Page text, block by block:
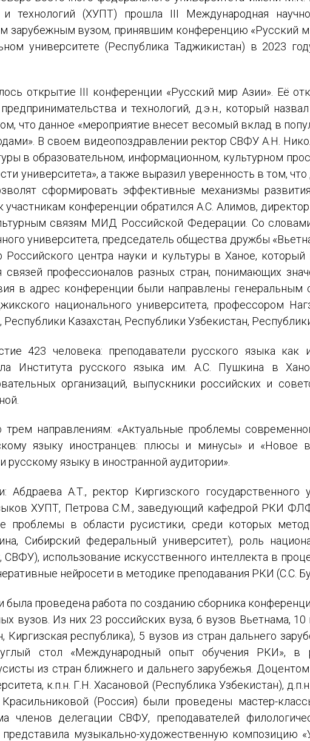
и технологий (ХУПТ) прошла III Международная
зарубежным вузом, принявшим конференцию «Русский
университете (Республика Таджикистан) в 2023
открытие III конференции «Русский мир Азии». Её
и технологий, д.э.н., который
что данное «мероприятие внесет весомый вклад в
В своем видеопоздравлении ректор СВФУ А.Н.
в образовательном, информационном, культурном
университета», а также выразил уверенность в том,
сформировать эффективные механизмы
участникам конференции обратился А.С. Алимов,
связям МИД Российской Федерации. Со
университета, председатель общества дружбы
центра науки и культуры в Ханое,
профессионалов разных стран, понимающих
в адрес конференции были направлены
национального университета, профессором
Казахстан, Республики Узбекистан,
423 человека: преподаватели русского языка как
Института русского языка им. А.С. Пушкина в
организаций, выпускники российских и
направлениям: «Актуальные проблемы
языку иностранцев: плюсы и минусы» и «Новое
языку в иностранной аудитории».
А.Т., ректор Киргизского государственного
ХУПТ, Петрова С.М., заведующий кафедрой РКИ
проблемы в области русистики, среди которых
Сибирский федеральный университет), роль
использование искусственного интеллекта в
нейросети в методике преподавания РКИ (С.С.
была проведена работа по созданию сборника
вузов. Из них 23 российских вуза, 6 вузов Вьетнама,
Киргизская республика), 5 вузов из стран дальнего
стол «Международный опыт обучения РКИ», в
из стран ближнего и дальнего зарубежья.
к.п.н. Г.Н. Хасановой (Республика Узбекистан),
(Россия) были проведены мастер-
членов делегации СВФУ, преподавателей
музыкально-художественную композицию
ИМЯ
E-MAIL
СООБЩЕНИЕ
Отправить
E-MAIL
Подписаться